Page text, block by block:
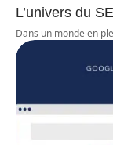
L’univers du
Dans un monde en